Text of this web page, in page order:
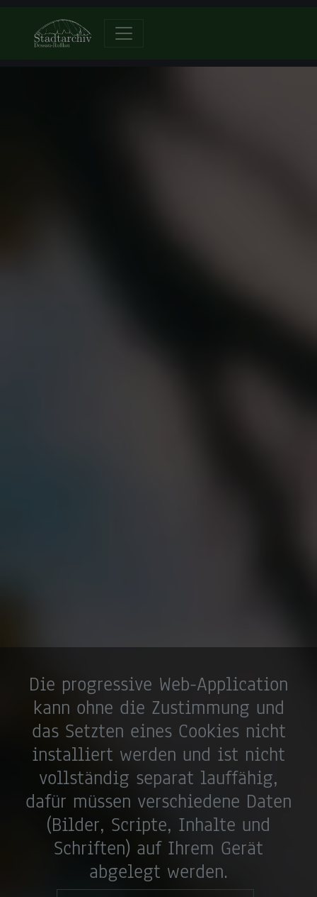
Die progressive Web-Application
kann ohne die Zustimmung und
das Setzten eines Cookies nicht
installiert werden und ist nicht
vollständig separat lauffähig,
dafür müssen verschiedene Daten
(Bilder, Scripte, Inhalte und
Schriften) auf Ihrem Gerät
abgelegt werden.